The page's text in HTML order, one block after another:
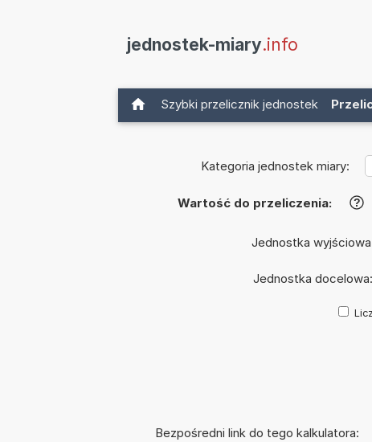
jednostek-miary.info
Szybki przelicznik jednostek
Kategoria jednostek miary:
Wartość do przeliczenia: ?
Jednostka
Jednostka docelowa:
Bezpośredni link do tego kalkulatora: